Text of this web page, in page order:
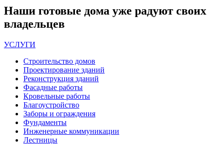
Наши готовые дома уже радуют своих
владельцев
УСЛУГИ
Строительство домов
Проектирование зданий
Реконструкция зданий
Фасадные работы
Кровельные работы
Благоустройство
Заборы и ограждения
Фундаменты
Инженерные коммуникации
Лестницы